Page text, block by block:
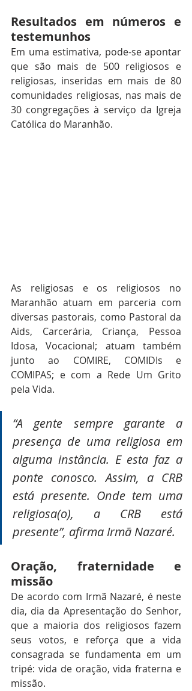
Resultados em números e
testemunhos
Em uma estimativa, pode-se apontar
que são mais de 500 religiosos e
religiosas, inseridas em mais de 80
comunidades religiosas, nas mais de
30 congregações à serviço da Igreja
Católica do Maranhão.
As religiosas e os religiosos no
Maranhão atuam em parceria com
diversas pastorais, como Pastoral da
Aids, Carcerária, Criança, Pessoa
Idosa, Vocacional; atuam também
junto ao COMIRE, COMIDIs e
COMIPAS; e com a Rede Um Grito
pela Vida.
“A gente sempre garante a
presença de uma religiosa em
alguma instância. E esta faz a
ponte conosco. Assim, a CRB
está presente. Onde tem uma
religiosa(o), a CRB está
presente”, afirma Irmã Nazaré.
Oração, fraternidade e
missão
De acordo com Irmã Nazaré, é neste
dia, dia da Apresentação do Senhor,
que a maioria dos religiosos fazem
seus votos, e reforça que a vida
consagrada se fundamenta em um
tripé: vida de oração, vida fraterna e
missão.